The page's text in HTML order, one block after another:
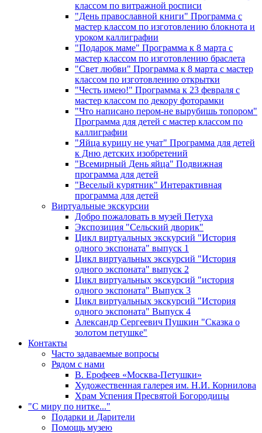
классом по витражной росписи
"День православной книги" Программа с
мастер классом по изготовлению блокнота и
уроком каллиграфии
"Подарок маме" Программа к 8 марта с
мастер классом по изготовлению браслета
"Свет любви" Программа к 8 марта с мастер
классом по изготовлению открытки
"Честь имею!" Программа к 23 февраля с
мастер классом по декору фоторамки
"Что написано пером-не вырубишь топором"
Программа для детей с мастер классом по
каллиграфии
"Яйца курицу не учат" Программа для детей
к Дню детских изобретений
"Всемирный День яйца" Подвижная
программа для детей
"Веселый курятник" Интерактивная
программа для детей
Виртуальные экскурсии
Добро пожаловать в музей Петуха
Экспозиция "Сельский дворик"
Цикл виртуальных экскурсий "История
одного экспоната" выпуск 1
Цикл виртуальных экскурсий "История
одного экспоната" выпуск 2
Цикл виртуальных экскурсий "история
одного экспоната" Выпуск 3
Цикл виртуальных экскурсий "История
одного экспоната" Выпуск 4
Александр Сергеевич Пушкин "Сказка о
золотом петушке"
Контакты
Часто задаваемые вопросы
Рядом с нами
В. Ерофеев «Москва-Петушки»
Художественная галерея им. Н.И. Корнилова
Храм Успения Пресвятой Богородицы
"С миру по нитке..."
Подарки и Дарители
Помощь музею